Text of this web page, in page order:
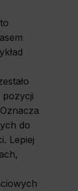
pozycji
do
Lepiej